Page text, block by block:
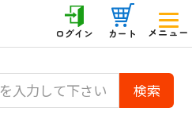
ログイン カート メニュー